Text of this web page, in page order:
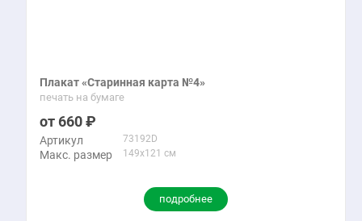
Плакат «Старинная карта №4»
печать на бумаге
660
Артикул 73192D
Макс. размер 149x121 см
подробнее